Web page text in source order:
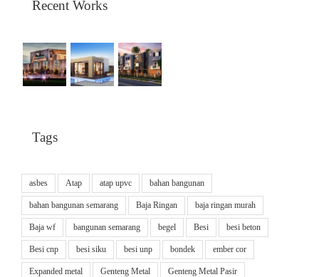
Recent Works
Tags
asbes Atap atap upvc bahan bangunan
bahan bangunan semarang Baja Ringan baja ringan murah
Baja wf bangunan semarang begel Besi besi beton
Besi cnp besi siku besi unp bondek ember cor
Expanded metal Genteng Metal Genteng Metal Pasir